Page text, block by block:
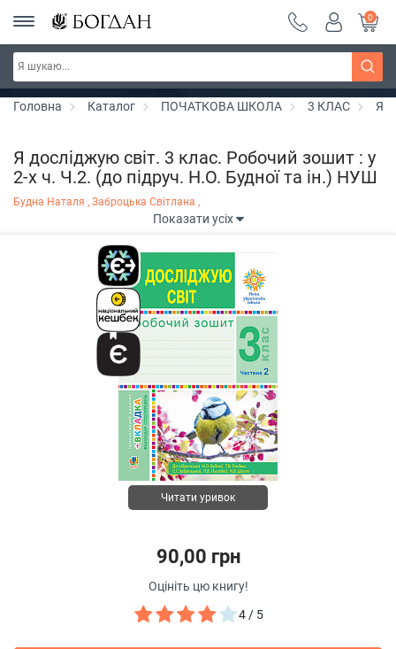
РОЗПРОДАЖ ~ 150 грн ~ 200 грн ~ 250 грн ~
300 грн ~ РОЗПРОДАЖ
Дізнатись більше
0
Головна Каталог ПОЧАТКОВА ШКОЛА 3 КЛАС Я
Я досліджую світ. 3 клас. Робочий зошит : у
2-х ч. Ч.2. (до підруч. Н.О. Будної та ін.) НУШ
Будна Наталя , Заброцька Світлана ,
Показати усіх
Читати уривок
90,00 грн
Оцініть цю книгу!
4 / 5